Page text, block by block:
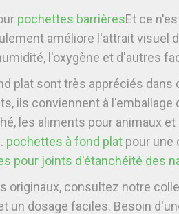
pochettes barrièresEt ce
améliore l'attrait visuel
l'oxygène et d'autres
plat sont très appréciés
ils conviennent à
les aliments pour animaux
pochettes à fond platpour une
pour joints d'étanchéité des
originaux, consultez notre
un dosage faciles. Besoin